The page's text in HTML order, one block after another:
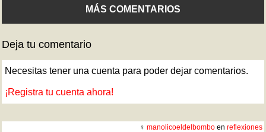
MÁS COMENTARIOS
Deja tu comentario
Necesitas tener una cuenta para poder dejar comentarios.
¡Registra tu cuenta ahora!
♀ manolicoeldelbombo en reflexiones